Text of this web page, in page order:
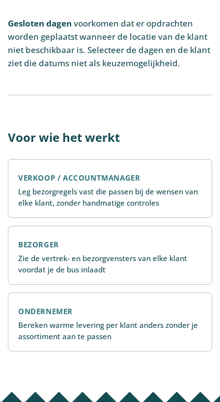
Gesloten dagen voorkomen dat er opdrachten
worden geplaatst wanneer de locatie van de klant
niet beschikbaar is. Selecteer de dagen en de klant
ziet die datums niet als keuzemogelijkheid.
Voor wie het werkt
VERKOOP / ACCOUNTMANAGER
Leg bezorgregels vast die passen bij de wensen van
elke klant, zonder handmatige controles
BEZORGER
Zie de vertrek- en bezorgvensters van elke klant
voordat je de bus inlaadt
ONDERNEMER
Bereken warme levering per klant anders zonder je
assortiment aan te passen